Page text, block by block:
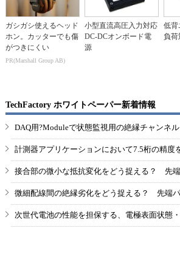
ガシガシ使えるヘッド
ホン。カッターでも傷
がつきにくい
PR(Marshall Group AB)
小型直流高圧入力対応
DC-DCオンボード電
源
低背
負
TechFactory ホワイトペーパー新着情報
DAQ用?Moduleで状態監視用の絶縁チャンネ
計測器アプリケーションにおいて7.5桁の精度
接合部の微小な抵抗変化をどう捉える？ 先
微細配線間の絶縁劣化をどう捉える？ 先端
次世代電池の性能を担保する、電極表面状態